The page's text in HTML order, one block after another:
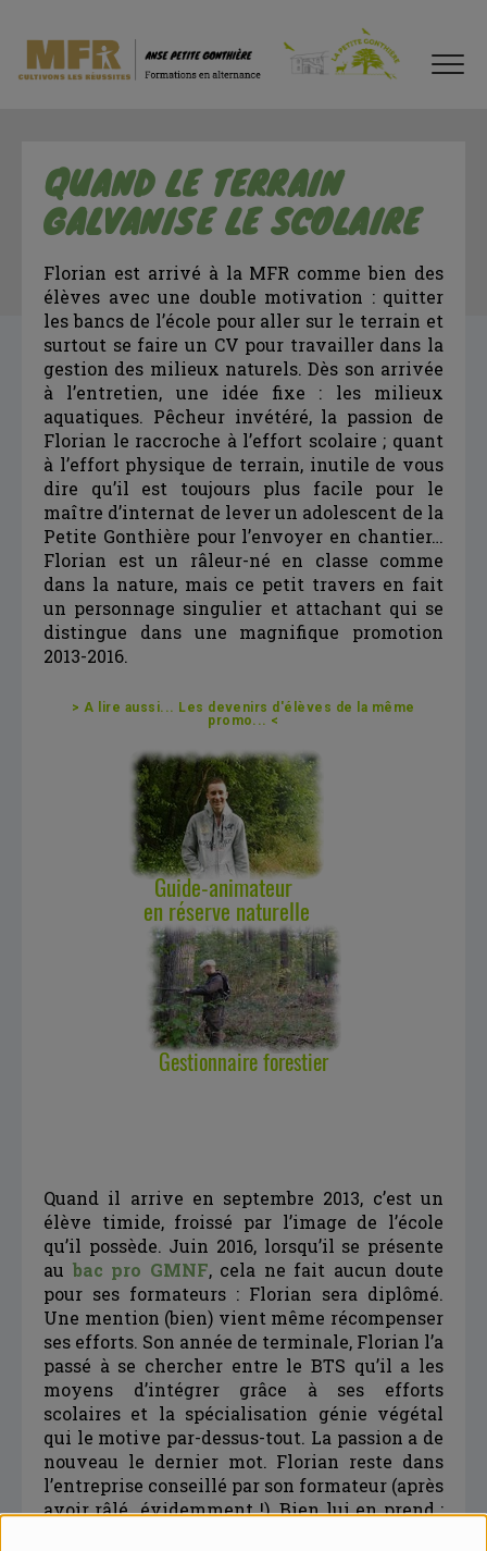
QUAND LE TERRAIN
GALVANISE LE SCOLAIRE
Florian est arrivé à la MFR comme bien des
élèves avec une double motivation : quitter
les bancs de l’école pour aller sur le terrain et
surtout se faire un CV pour travailler dans la
gestion des milieux naturels. Dès son arrivée
à l’entretien, une idée fixe : les milieux
aquatiques. Pêcheur invétéré, la passion de
Florian le raccroche à l’effort scolaire ; quant
à l’effort physique de terrain, inutile de vous
dire qu’il est toujours plus facile pour le
maître d’internat de lever un adolescent de la
Petite Gonthière pour l’envoyer en chantier…
Florian est un râleur-né en classe comme
dans la nature, mais ce petit travers en fait
un personnage singulier et attachant qui se
distingue dans une magnifique promotion
2013-2016.
> A lire aussi... Les devenirs d'élèves de la même
promo... <
Quand il arrive en septembre 2013, c’est un
élève timide, froissé par l’image de l’école
qu’il possède. Juin 2016, lorsqu’il se présente
au bac pro GMNF, cela ne fait aucun doute
pour ses formateurs : Florian sera diplômé.
Une mention (bien) vient même récompenser
ses efforts. Son année de terminale, Florian l’a
passé à se chercher entre le BTS qu’il a les
moyens d’intégrer grâce à ses efforts
scolaires et la spécialisation génie végétal
qui le motive par-dessus-tout. La passion a de
nouveau le dernier mot. Florian reste dans
l’entreprise conseillé par son formateur (après
avoir râlé…évidemment !). Bien lui en prend :